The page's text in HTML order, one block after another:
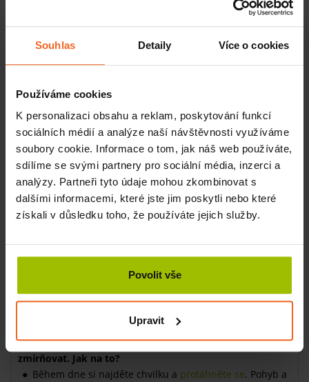
Souhlas Detaily Více o cookies
Používáme cookies
K personalizaci obsahu a reklam, poskytování funkcí
sociálních médií a analýze naší návštěvnosti využíváme
soubory cookie. Informace o tom, jak náš web používáte,
sdílíme se svými partnery pro sociální média, inzerci a
analýzy. Partneři tyto údaje mohou zkombinovat s
dalšími informacemi, které jste jim poskytli nebo které
získali v důsledku toho, že používáte jejich služby.
Povolit vše
Upravit
Koho z nás už někdy nebolela záda, hlava, svaly nebo
klouby? Kdo už si to zažil, ten ví, že v noci se mnohdy
bolesti ještě zhorší. Když totiž spíme, tolik se nehýbeme.
důvodem, proč jsou bolesti v noci intenzivnější, je
svoji pozornost věnujeme mnoha různým věcem, že
nemáme moc času bolest vnímat. Naopak v noci, kdy se
zklidníme, se mozek na bolest může plně soustředit.
My se pak ráno probouzíme celí zlámaní, jsme rozmrzelí a
snažíme se najít úlevu.Někdo vsadí na rašelinové
polštářky, které tělo prokrví a uvolní i svalové napětí, jiný si
Jak kvalitním spánkem s bolestí
Aby vás tělo, svaly, klouby, hlava, záda a nic jiného
tělu umožnit i opravdový odpočinek.
nejlepší podmínky na spánek a uvidíte, že bolest se bude
zmírňovat. Jak na to?
Během dne si najděte chvilku a protáhněte se. Pohyb a